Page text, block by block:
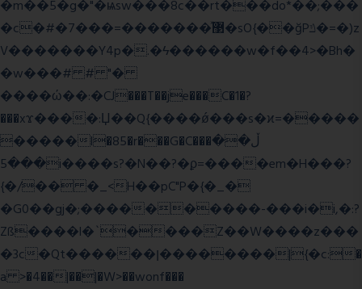
�m��5�g�"�ѩsw���8c��rt���do*��;���
�c�#�޳�ͯ������=���7�sO{��ğPݿ�=�)z
V�������Y4p�.�ϟ������w�f��4>�Bh�
�w���# # "�
����ώ��:�CJ���T��je���C�1�?
���xϫ����:Џ��Q{����ǿ���s�ϰ=�����
�����l�85�r���G�C���ڵ��
���5i����s?�N��?�ϼ=����em�H���?
{�/�� �_<H��pC"P�{�_�
�G0��gj�;����������-���i�i,�:?
Zß����l�`����Z��W����z���
�3c�Qt������ן��������|{�c:�
a >�4��|��|�W>��wonf���